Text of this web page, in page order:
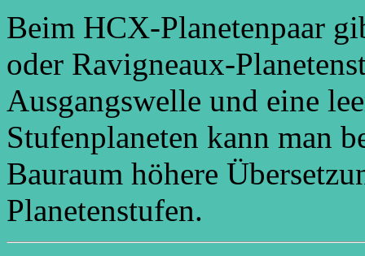
Beim HCX-Planetenpaar
oder Ravigneaux-
Ausgangswelle und eine
Stufenplaneten kann man
Bauraum höhere
Planetenstufen.